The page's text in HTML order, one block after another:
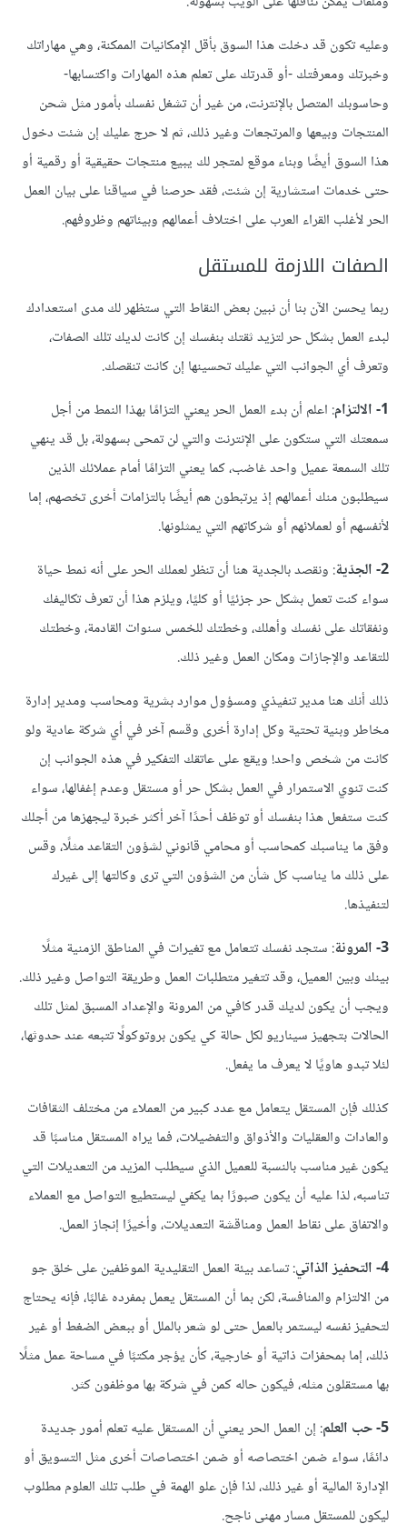
وعليه تكون قد دخلت هذا السوق بأقل الإمكانيات الممكنة، وهي مهاراتك
وخبرتك ومعرفتك -أو قدرتك على تعلم هذه المهارات واكتسابها-
وحاسوبك المتصل بالإنترنت، من غير أن تشغل نفسك بأمور مثل شحن
المنتجات وبيعها والمرتجعات وغير ذلك، ثم لا حرج عليك إن شئت دخول
هذا السوق أيضًا وبناء موقع لمتجر لك يبيع منتجات حقيقية أو رقمية أو
حتى خدمات استشارية إن شئت، فقد حرصنا في سياقنا على بيان العمل
الحر لأغلب القراء العرب على اختلاف أعمالهم وبيئاتهم وظروفهم.
الصفات اللازمة للمستقل
ربما يحسن الآن بنا أن نبين بعض النقاط التي ستظهر لك مدى استعدادك
لبدء العمل بشكل حر لتزيد ثقتك بنفسك إن كانت لديك تلك الصفات،
وتعرف أي الجوانب التي عليك تحسينها إن كانت تنقصك.
1- الالتزام: اعلم أن بدء العمل الحر يعني التزامًا بهذا النمط من أجل
سمعتك التي ستكون على الإنترنت والتي لن تمحى بسهولة، بل قد ينهي
تلك السمعة عميل واحد غاضب، كما يعني التزامًا أمام عملائك الذين
سيطلبون منك أعمالهم إذ يرتبطون هم أيضًا بالتزامات أخرى تخصهم، إما
لأنفسهم أو لعملائهم أو شركاتهم التي يمثلونها.
2- الجدّية: ونقصد بالجدية هنا أن تنظر لعملك الحر على أنه نمط حياة
سواء كنت تعمل بشكل حر جزئيًا أو كليًا، ويلزم هذا أن تعرف تكاليفك
ونفقاتك على نفسك وأهلك، وخطتك للخمس سنوات القادمة، وخطتك
للتقاعد والإجازات ومكان العمل وغير ذلك.
ذلك أنك هنا مدير تنفيذي ومسؤول موارد بشرية ومحاسب ومدير إدارة
مخاطر وبنية تحتية وكل إدارة أخرى وقسم آخر في أي شركة عادية ولو
كانت من شخص واحد! ويقع على عاتقك التفكير في هذه الجوانب إن
كنت تنوي الاستمرار في العمل بشكل حر أو مستقل وعدم إغفالها، سواء
كنت ستفعل هذا بنفسك أو توظف أحدًا آخر أكثر خبرة ليجهزها من أجلك
وفق ما يناسبك كمحاسب أو محامي قانوني لشؤون التقاعد مثلًا، وقس
على ذلك ما يناسب كل شأن من الشؤون التي ترى وكالتها إلى غيرك
لتنفيذها.
3- المرونة: ستجد نفسك تتعامل مع تغيرات في المناطق الزمنية مثلًا
بينك وبين العميل، وقد تتغير متطلبات العمل وطريقة التواصل وغير ذلك.
ويجب أن يكون لديك قدر كافي من المرونة والإعداد المسبق لمثل تلك
الحالات بتجهيز سيناريو لكل حالة كي يكون بروتوكولًا تتبعه عند حدوثها،
لئلا تبدو هاويًا لا يعرف ما يفعل.
كذلك فإن المستقل يتعامل مع عدد كبير من العملاء من مختلف الثقافات
والعادات والعقليات والأذواق والتفضيلات، فما يراه المستقل مناسبًا قد
يكون غير مناسب بالنسبة للعميل الذي سيطلب المزيد من التعديلات التي
تناسبه، لذا عليه أن يكون صبورًا بما يكفي ليستطيع التواصل مع العملاء
والاتفاق على نقاط العمل ومناقشة التعديلات، وأخيرًا إنجاز العمل.
4- التحفيز الذاتي: تساعد بيئة العمل التقليدية الموظفين على خلق جو
من الالتزام والمنافسة، لكن بما أن المستقل يعمل بمفرده غالبًا، فإنه يحتاج
لتحفيز نفسه ليستمر بالعمل حتى لو شعر بالملل أو ببعض الضغط أو غير
ذلك، إما بمحفزات ذاتية أو خارجية، كأن يؤجر مكتبًا في مساحة عمل مثلًا
بها مستقلون مثله، فيكون حاله كمن في شركة بها موظفون كثر.
5- حب العلم: إن العمل الحر يعني أن المستقل عليه تعلم أمور جديدة
دائمًا، سواء ضمن اختصاصه أو ضمن اختصاصات أخرى مثل التسويق أو
الإدارة المالية أو غير ذلك، لذا فإن علو الهمة في طلب تلك العلوم مطلوب
ليكون للمستقل مسار مهني ناجح.